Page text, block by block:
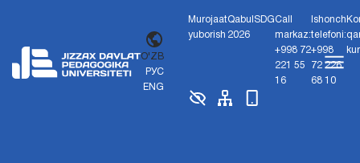
O'ZB
РУС
ENG
Murojaat
yuborish
Qabul
2026
SDGCall
markaz:
+998 72
221 55
16
Ishonch
telefoni:
+998
72 226
68 10